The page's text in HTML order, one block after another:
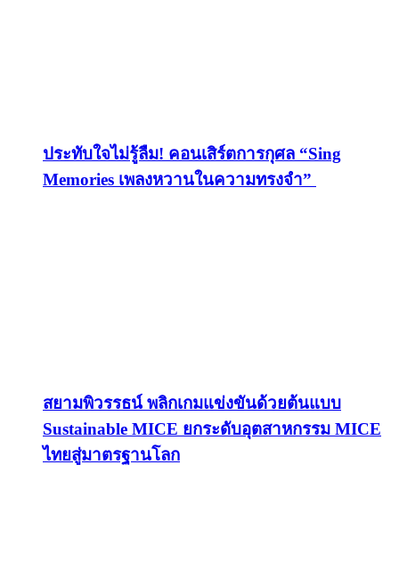
ประทับใจไม่รู้ลืม! คอนเสิร์ตการกุศล “Sing
Memories เพลงหวานในความทรงจำ”
สยามพิวรรธน์ พลิกเกมแข่งขันด้วยต้นแบบ
Sustainable MICE ยกระดับอุตสาหกรรม MICE
ไทยสู่มาตรฐานโลก